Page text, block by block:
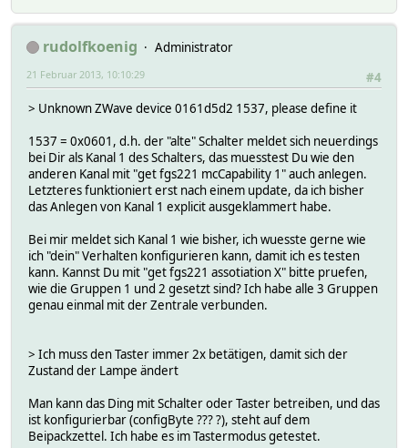
rudolfkoenig
Administrator
#4
21 Februar 2013, 10:10:29
> Unknown ZWave device 0161d5d2 1537, please define it
1537 = 0x0601, d.h. der "alte" Schalter meldet sich neuerdings
bei Dir als Kanal 1 des Schalters, das muesstest Du wie den
anderen Kanal mit "get fgs221 mcCapability 1" auch anlegen.
Letzteres funktioniert erst nach einem update, da ich bisher
das Anlegen von Kanal 1 explicit ausgeklammert habe.
Bei mir meldet sich Kanal 1 wie bisher, ich wuesste gerne wie
ich "dein" Verhalten konfigurieren kann, damit ich es testen
kann. Kannst Du mit "get fgs221 assotiation X" bitte pruefen,
wie die Gruppen 1 und 2 gesetzt sind? Ich habe alle 3 Gruppen
genau einmal mit der Zentrale verbunden.
> Ich muss den Taster immer 2x betätigen, damit sich der
Zustand der Lampe ändert
Man kann das Ding mit Schalter oder Taster betreiben, und das
ist konfigurierbar (configByte ??? ?), steht auf dem
Beipackzettel. Ich habe es im Tastermodus getestet.